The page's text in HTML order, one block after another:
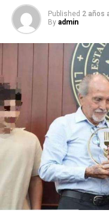
Published 2 años
By admin